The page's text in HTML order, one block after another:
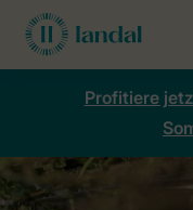
Profitiere